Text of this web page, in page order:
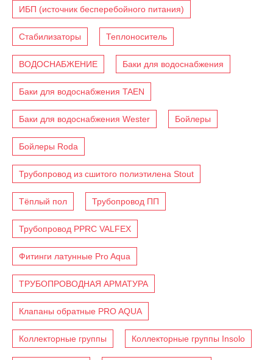
ИБП (источник бесперебойного питания)
Стабилизаторы Теплоноситель
ВОДОСНАБЖЕНИЕ Баки для водоснабжения
Баки для водоснабжения TAEN
Баки для водоснабжения Wester Бойлеры
Бойлеры Roda
Трубопровод из сшитого полиэтилена Stout
Тёплый пол Трубопровод ПП
Трубопровод PPRC VALFEX
Фитинги латунные Pro Aqua
ТРУБОПРОВОДНАЯ АРМАТУРА
Клапаны обратные PRO AQUA
Коллекторные группы Коллекторные группы Insolo